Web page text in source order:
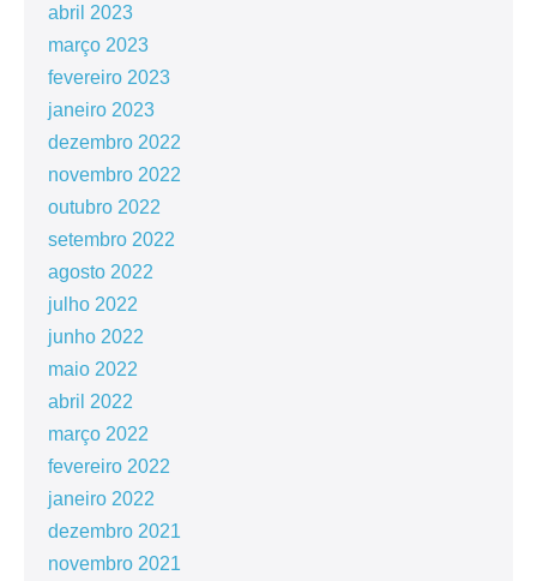
abril 2023
março 2023
fevereiro 2023
janeiro 2023
dezembro 2022
novembro 2022
outubro 2022
setembro 2022
agosto 2022
julho 2022
junho 2022
maio 2022
abril 2022
março 2022
fevereiro 2022
janeiro 2022
dezembro 2021
novembro 2021